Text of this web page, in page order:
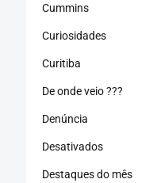
Cummins
Curiosidades
Curitiba
De onde veio ???
Denúncia
Desativados
Destaques do mês